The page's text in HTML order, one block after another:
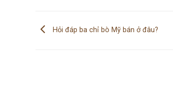
Hỏi đáp ba chỉ bò Mỹ bán ở đâu?